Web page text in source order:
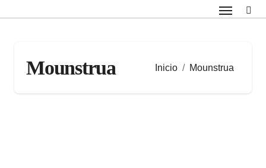
al
Mounstrua Inicio Mounstrua